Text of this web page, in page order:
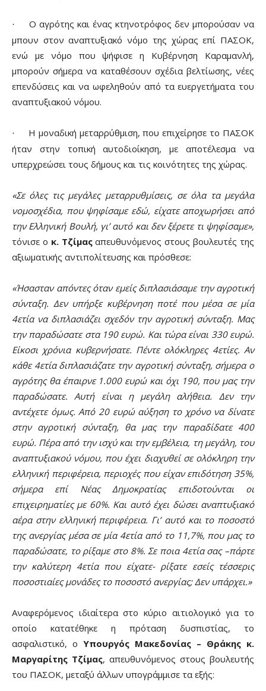
·
Ο αγρότης και ένας κτηνοτρόφος δεν μπορούσαν να
μπουν στον αναπτυξιακό νόμο της χώρας επί ΠΑΣΟΚ,
ενώ με νόμο που ψήφισε η Κυβέρνηση Καραμανλή,
μπορούν σήμερα να καταθέσουν σχέδια βελτίωσης, νέες
επενδύσεις και να ωφεληθούν από τα ευεργετήματα του
αναπτυξιακού νόμου.
·
Η μοναδική μεταρρύθμιση, που επιχείρησε το ΠΑΣΟΚ
ήταν στην τοπική αυτοδιοίκηση, με αποτέλεσμα να
υπερχρεώσει τους δήμους και τις κοινότητες της χώρας.
«Σε όλες τις μεγάλες μεταρρυθμίσεις, σε όλα τα μεγάλα
νομοσχέδια, που ψηφίσαμε εδώ, είχατε αποχωρήσει από
την Ελληνική Βουλή, γι’ αυτό και δεν ξέρετε τι ψηφίσαμε»,
τόνισε ο κ. Τζίμαςαπευθυνόμενος στους βουλευτές της
αξιωματικής αντιπολίτευσης και πρόσθεσε:
«Ήσασταν απόντες όταν εμείς διπλασιάσαμε την αγροτική
σύνταξη. Δεν υπήρξε κυβέρνηση ποτέ που μέσα σε μία
4ετία να διπλασιάζει σχεδόν την αγροτική σύνταξη. Μας
την παραδώσατε στα 190 ευρώ. Και τώρα είναι 330 ευρώ.
Είκοσι χρόνια κυβερνήσατε. Πέντε ολόκληρες 4ετίες. Αν
κάθε 4ετία διπλασιάζατε την αγροτική σύνταξη, σήμερα ο
αγρότης θα έπαιρνε 1.000 ευρώ και όχι 190, που μας την
παραδώσατε. Αυτή είναι η μεγάλη αλήθεια. Δεν την
αντέχετε όμως. Από 20 ευρώ αύξηση το χρόνο να δίνατε
στην αγροτική σύνταξη, θα μας την παραδίδατε 400
ευρώ. Πέρα από την ισχύ και την εμβέλεια, τη μεγάλη, του
αναπτυξιακού νόμου, που έχει διαχυθεί σε ολόκληρη την
ελληνική περιφέρεια, περιοχές που είχαν επιδότηση 35%,
σήμερα επί Νέας Δημοκρατίας επιδοτούνται οι
επιχειρηματίες με 60%. Και αυτό έχει δώσει αναπτυξιακό
αέρα στην ελληνική περιφέρεια. Γι’ αυτό και το ποσοστό
της ανεργίας μέσα σε μία 4ετία από το 11,7%, που μας το
παραδώσατε, το ρίξαμε στο 8%. Σε ποια 4ετία σας –πάρτε
την καλύτερη 4ετία που είχατε- ρίξατε εσείς τέσσερις
ποσοστιαίες μονάδες το ποσοστό ανεργίας; Δεν υπάρχει.»
Αναφερόμενος ιδιαίτερα στο κύριο αιτιολογικό για το
οποίο κατατέθηκε η πρόταση δυσπιστίας, το
ασφαλιστικό, ο Υπουργός Μακεδονίας – Θράκης κ.
Μαργαρίτης Τζίμας, απευθυνόμενος στους βουλευτής
του ΠΑΣΟΚ, μεταξύ άλλων υπογράμμισε τα εξής: